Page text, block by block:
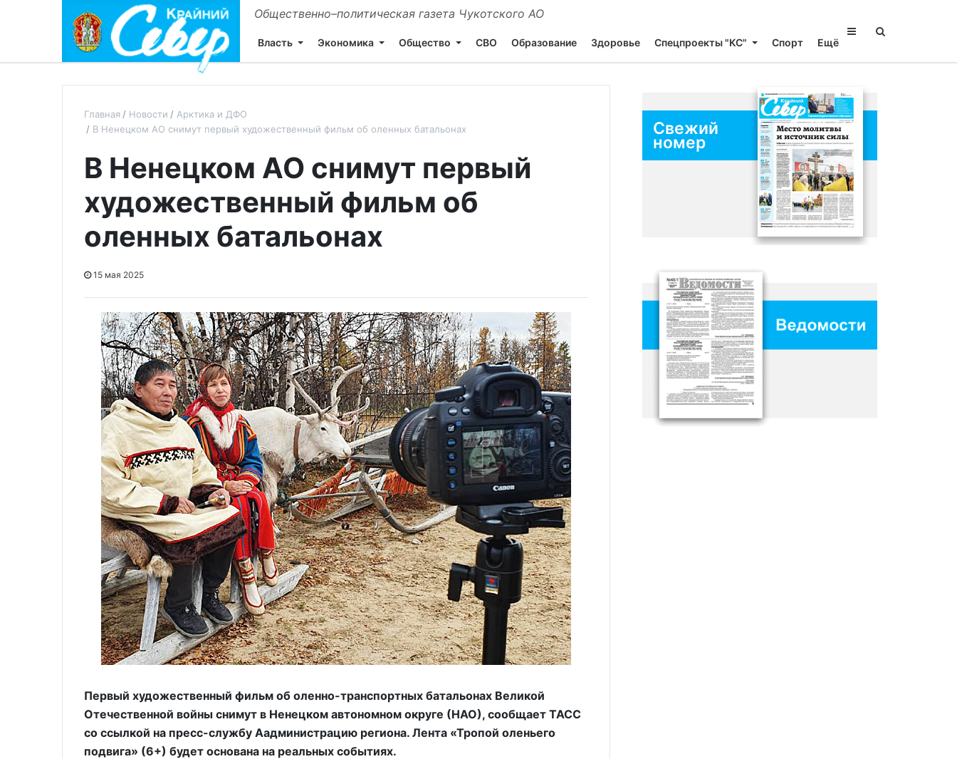
Общественно–политическая газета Чукотского АО
Власть Экономика Общество СВО Образование Здоровье Спецпроекты "КС" Спорт Ещё
Главная Новости
Арктика и ДФО
В Ненецком АО снимут первый художественный фильм об оленных батальонах
В Ненецком АО снимут первый
художественный фильм об
оленных батальонах
15 мая 2025
Первый художественный фильм об оленно-транспортных батальонах Великой
Отечественной войны снимут в Ненецком автономном округе (НАО), сообщает ТАСС
со ссылкой на пресс-службу Аадминистрацию региона. Лента «Тропой оленьего
подвига» (6+) будет основана на реальных событиях.
Свежий
номер